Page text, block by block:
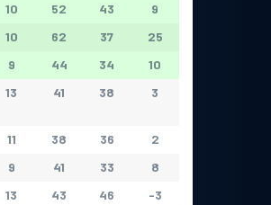
10 52 43
9
10 62 37
25
9 44 34
10
13 41 38 3
11 38 36
2
9 41 33
8
13 43 46
-3